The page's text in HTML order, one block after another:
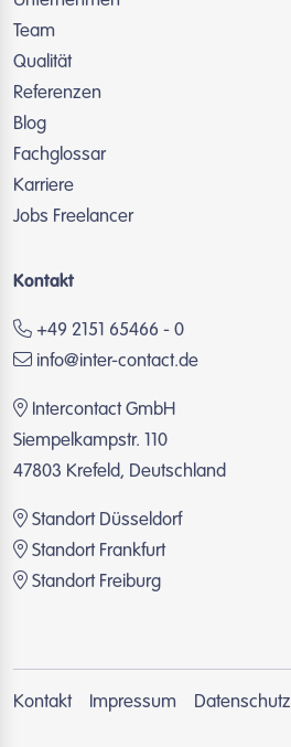
Team
Qualität
Referenzen
Blog
Fachglossar
Karriere
Jobs Freelancer
Kontakt
+49 2151 65466 - 0
info@inter-contact.de
Intercontact GmbH
Siempelkampstr. 110
47803 Krefeld, Deutschland
Standort Düsseldorf
Standort Frankfurt
Standort Freiburg
Kontakt Impressum Datenschutz